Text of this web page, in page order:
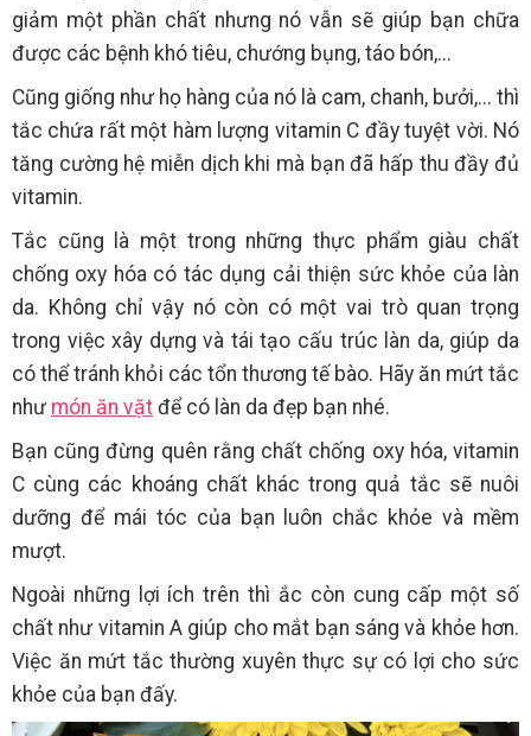
giảm một phần chất nhưng nó vẫn sẽ giúp bạn chữa
được các bệnh khó tiêu, chướng bụng, táo bón,...
Cũng giống như họ hàng của nó là cam, chanh, bưởi,... thì
tắc chứa rất một hàm lượng vitamin C đầy tuyệt vời. Nó
tăng cường hệ miễn dịch khi mà bạn đã hấp thu đầy đủ
vitamin.
Tắc cũng là một trong những thực phẩm giàu chất
chống oxy hóa có tác dụng cải thiện sức khỏe của làn
da. Không chỉ vậy nó còn có một vai trò quan trọng
trong việc xây dựng và tái tạo cấu trúc làn da, giúp da
có thể tránh khỏi các tổn thương tế bào. Hãy ăn mứt tắc
như món ăn vặt để có làn da đẹp bạn nhé.
Bạn cũng đừng quên rằng chất chống oxy hóa, vitamin
C cùng các khoáng chất khác trong quả tắc sẽ nuôi
dưỡng để mái tóc của bạn luôn chắc khỏe và mềm
mượt.
Ngoài những lợi ích trên thì ắc còn cung cấp một số
chất như vitamin A giúp cho mắt bạn sáng và khỏe hơn.
Việc ăn mứt tắc thường xuyên thực sự có lợi cho sức
khỏe của bạn đấy.